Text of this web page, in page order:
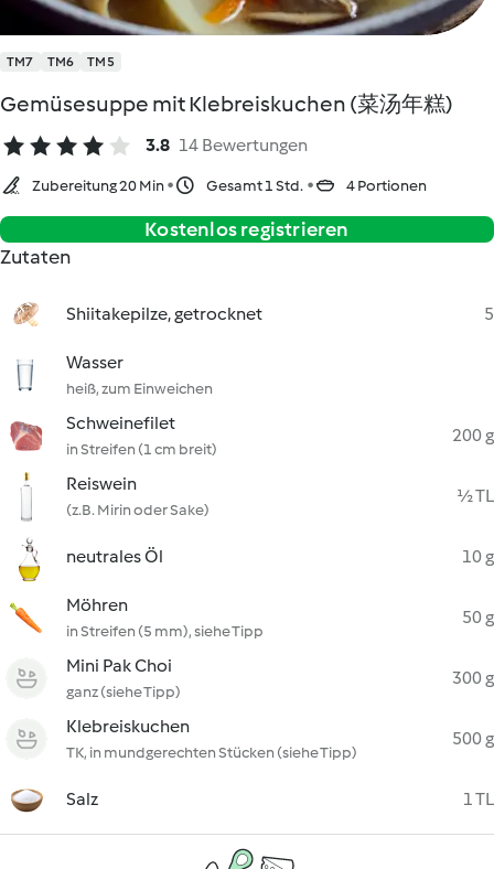
TM7 TM6 TM5
Gemüsesuppe mit Klebreiskuchen (菜汤年糕)
3.8 14 Bewertungen
Zubereitung 20 Min Gesamt 1 Std. 4 Portionen
Kostenlos registrieren
Zutaten
Shiitakepilze, getrocknet 5
Wasser
heiß, zum Einweichen
Schweinefilet
in Streifen (1 cm breit)
200 g
Reiswein
(z.B. Mirin oder Sake)
½ TL
neutrales Öl 10 g
Möhren
in Streifen (5 mm), siehe Tipp
50 g
Mini Pak Choi
ganz (siehe Tipp)
300 g
Klebreiskuchen
TK, in mundgerechten Stücken (siehe Tipp)
500 g
Salz 1 TL